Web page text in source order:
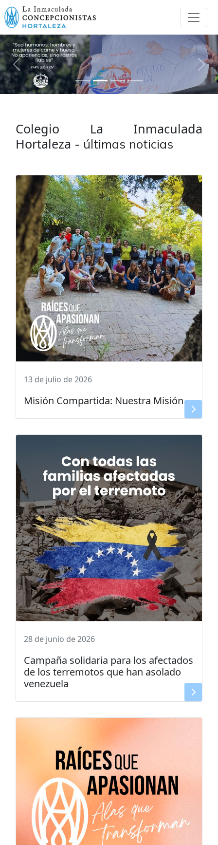
Previo
Colegio La Inmaculada
Hortaleza - últimas noticias
13 de julio de 2026
Misión Compartida: Nuestra Misión
28 de junio de 2026
Campaña solidaria para los afectados
de los terremotos que han asolado
venezuela